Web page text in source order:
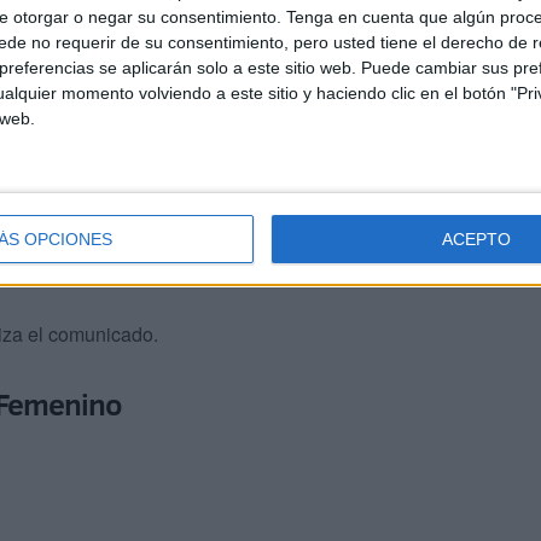
otorgar o negar su consentimiento. Tenga en cuenta que algún
no requerir de su consentimiento, pero usted tiene el derecho de
se aplicarán solo a este sitio web. Puede cambiar sus
momento volviendo a este sitio y haciendo clic en el botón
OPCIONES ACEPTO
en la grada puede marcar la diferencia. Hagamos
sienta desde el primer minuto.Que sepan que aquí
con quien quieras… pero ven. Porque juntos somos
falléis
el comunicado.